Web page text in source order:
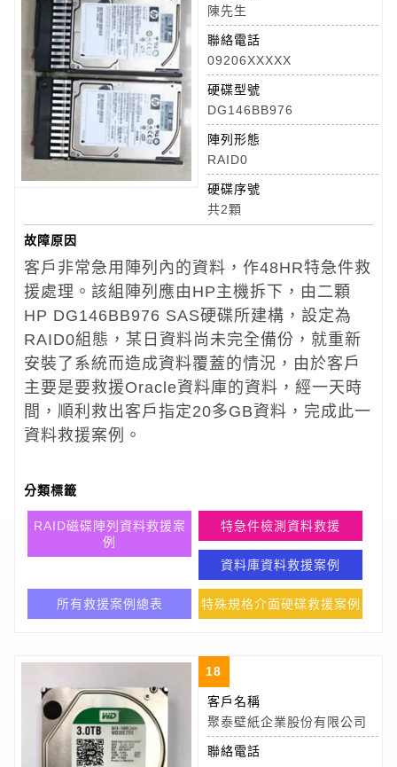
陳先生
聯絡電話
09206XXXXX
硬碟型號
DG146BB976
陣列形態
RAID0
硬碟序號
共2顆
故障原因
客戶非常急用陣列內的資料，作48HR特急件救
援處理。該組陣列應由HP主機拆下，由二顆
HP DG146BB976 SAS硬碟所建構，設定為
RAID0組態，某日資料尚未完全備份，就重新
安裝了系統而造成資料覆蓋的情況，由於客戶
主要是要救援Oracle資料庫的資料，經一天時
間，順利救出客戶指定20多GB資料，完成此一
資料救援案例。
分類標籤
RAID磁碟陣列資料救援案
例
特急件檢測資料救援
資料庫資料救援案例
所有救援案例總表 特殊規格介面硬碟救援案例
18
客戶名稱
聚泰壁紙企業股份有限公司
聯絡電話